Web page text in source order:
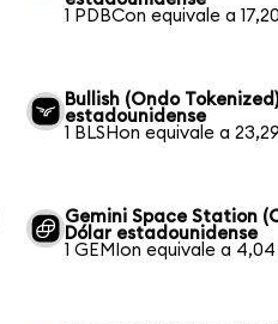
1 PDBCon equivale a
Bullish (Ondo
estadounidense
1 BLSHon equivale a
Gemini Space Station
Dólar estadounidense
1 GEMIon equivale a 4,04